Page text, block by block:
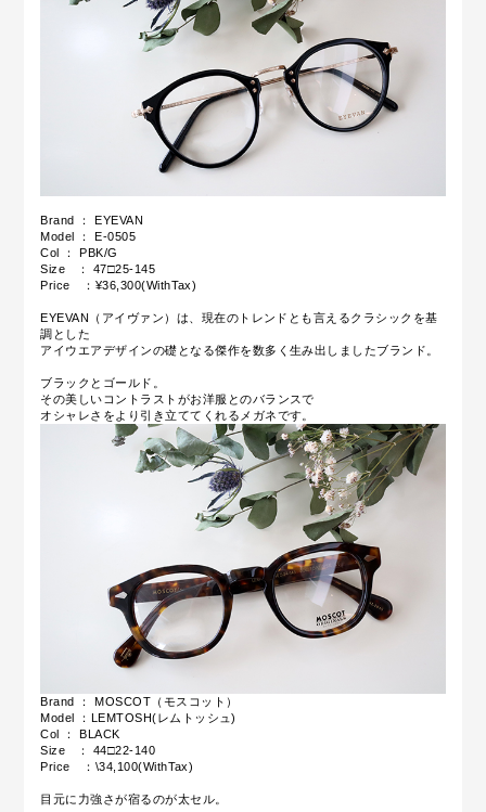
Brand ： EYEVAN
Model ： E-0505
Col ： PBK/G
Size ： 47□25-145
Price ：¥36,300(WithTax)
EYEVAN（アイヴァン）は、現在のトレンドとも言えるクラシックを基
調とした
アイウエアデザインの礎となる傑作を数多く生み出しましたブランド。
ブラックとゴールド。
その美しいコントラストがお洋服とのバランスで
オシャレさをより引き立ててくれるメガネです。
Brand ： MOSCOT（モスコット）
Model ：LEMTOSH(レムトッシュ)
Col ： BLACK
Size ： 44□22-140
Price ：\34,100(WithTax)
目元に力強さが宿るのが太セル。